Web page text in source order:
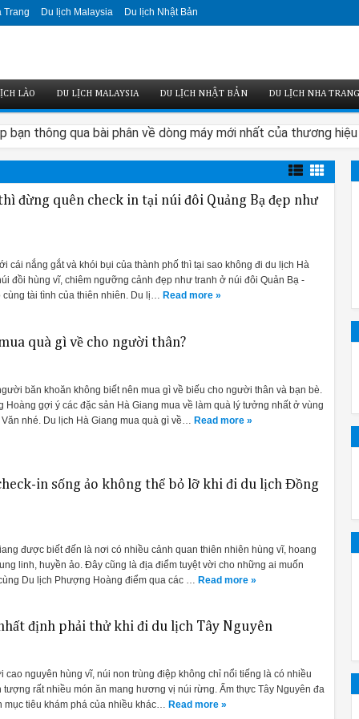
Trang Du lịch Malaysia Du lịch Nhật Bản
LÀO DU LỊCH MALAYSIA DU LỊCH NHẬT BẢN DU LỊCH NHA TRANG
thông qua bài phân về dòng máy mới nhất của thương hiệu
bếp:
đảm bảo thẩm mỹ hơn các dòng trước. Người dùng có thể
điều khiển phía trước. Đó là một chùm sáng màu đỏ nhỏ được
cung cấp cho bạn một sự lựa chọn giữa điều khiển cảm ứng
tự động, bình thường, sinh thái, Express, và Rinse. Những
nói nhất mỗi khi nhắc về máy rửa bát của Bosch. Sử dụng
lại do đó giúp tiết kiệm điện năng hiệu quả.
11:01 AM
Vì sao nên mua máy rửa bát Bosch
máy rửa bát? Bài viết
nhất
nên đặt ở đâu hợp lý.
loại máy để bàn rất nhỏ nhưng không quá phổ biến tại Việt
đừng quên check in tại núi đôi Quảng Bạ đẹp như
cái nắng gắt và khói bụi của thành phố thì tại sao không đi du lịch Hà
đồi hùng vĩ, chiêm ngưỡng cảnh đẹp như tranh ở núi đôi Quản Bạ -
cùng tài tình của thiên nhiên. Du lị… Read more »
quà gì về cho người thân?
băn khoăn không biết nên mua gì về biếu cho người thân và bạn bè.
Hoàng gợi ý các đặc sản Hà Giang mua về làm quà lý tưởng nhất ở vùng
nhé. Du lịch Hà Giang mua quà gì về… Read more »
in sống ảo không thể bỏ lỡ khi đi du lịch Đồng
được biết đến là nơi có nhiều cảnh quan thiên nhiên hùng vĩ, hoang
linh, huyền ảo. Đây cũng là địa điểm tuyệt vời cho những ai muốn
Du lịch Phượng Hoàng điểm qua các … Read more »
định phải thử khi đi du lịch Tây Nguyên
cao nguyên hùng vĩ, núi non trùng điệp không chỉ nổi tiếng là có nhiều
tượng rất nhiều món ăn mang hương vị núi rừng. Ẩm thực Tây Nguyên đa
mục tiêu khám phá của nhiều khác… Read more »